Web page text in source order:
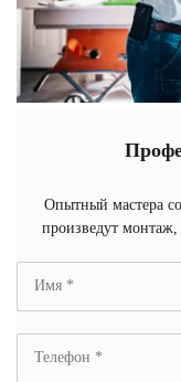
Опытный мастера
произведут монтаж,